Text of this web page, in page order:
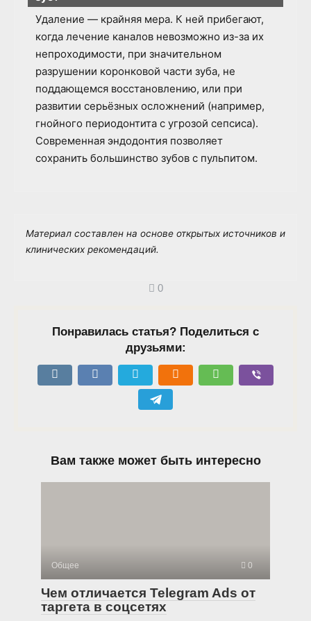
Удаление — крайняя мера. К ней прибегают,
когда лечение каналов невозможно из-за их
непроходимости, при значительном
разрушении коронковой части зуба, не
поддающемся восстановлению, или при
развитии серьёзных осложнений (например,
гнойного периодонтита с угрозой сепсиса).
Современная эндодонтия позволяет
сохранить большинство зубов с пульпитом.
Материал составлен на основе открытых источников и
клинических рекомендаций.
0
Понравилась статья? Поделиться с
друзьями:
Вам также может быть интересно
Общее 0
Чем отличается Telegram Ads от
таргета в соцсетях